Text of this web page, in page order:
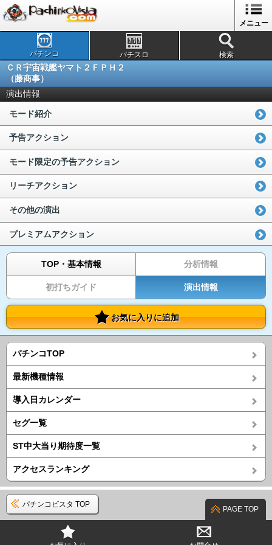
メニュー
パチンコ パチスロ 検索
ＣＲ宇宙戦艦ヤマト２ＦＰＨ２
（藤商事）
演出情報
モード紹介
予告アクション
モード限定の予告アクション
リーチアクション
その他の演出
プレミアムアクション
TOP・基本情報 分析情報
初打ちガイド 演出情報
お気に入りに追加
パチンコTOP
最新機種情報
導入日カレンダー
セグ一覧
ST中大当り期待度一覧
アクセスランキング
パチンコビスタ TOP
PAGE TOP